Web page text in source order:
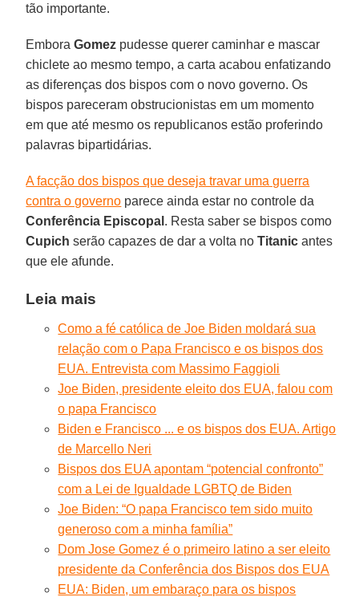
tão importante.
EmboraGomez pudesse querer caminhar e mascar
chiclete ao mesmo tempo, a carta acabou enfatizando
as diferenças dos bispos com o novo governo. Os
bispos pareceram obstrucionistas em um momento
em que até mesmo os republicanos estão proferindo
palavras bipartidárias.
A facção dos bispos que deseja travar uma guerra
contra o governo parece ainda estar no controle da
Conferência Episcopal . Resta saber se bispos como
Cupich serão capazes de dar a volta noTitanic antes
que ele afunde.
Leia mais
Como a fé católica de Joe Biden moldará sua
relação com o Papa Francisco e os bispos dos
EUA. Entrevista com Massimo Faggioli
Joe Biden, presidente eleito dos EUA, falou com
o papa Francisco
Biden e Francisco ... e os bispos dos EUA. Artigo
de Marcello Neri
Bispos dos EUA apontam “potencial confronto”
com a Lei de Igualdade LGBTQ de Biden
Joe Biden: “O papa Francisco tem sido muito
generoso com a minha família”
Dom Jose Gomez é o primeiro latino a ser eleito
presidente da Conferência dos Bispos dos EUA
EUA: Biden, um embaraço para os bispos